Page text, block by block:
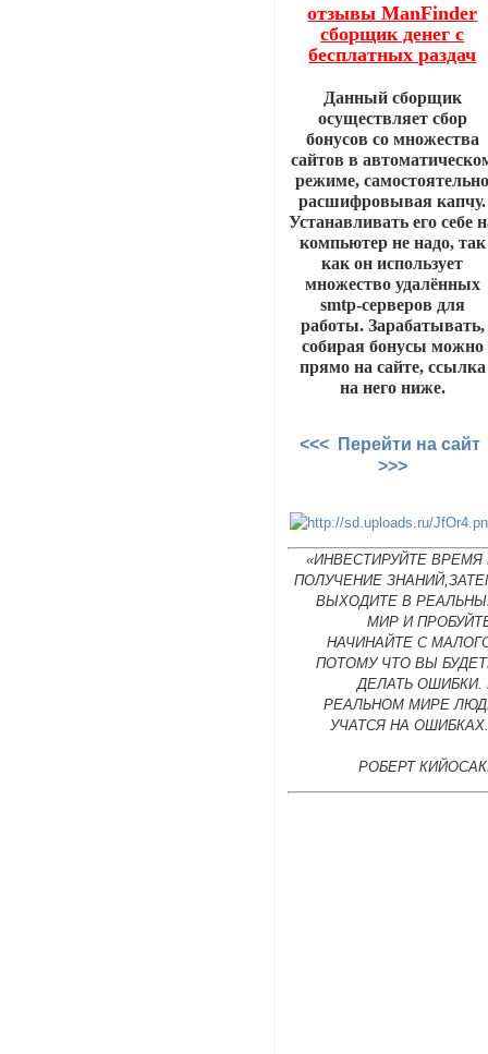
отзывы ManFinder
сборщик денег с
бесплатных раздач
Данный сборщик
осуществляет сбор
бонусов со множества
сайтов в
режиме,
расшифровывая капчу.
Устанавливать его себе
компьютер не надо, так
как он использует
множество удалённых
smtp-серверов для
работы. Зарабатывать,
собирая бонусы можно
прямо на сайте, ссылка
на него ниже.
<<< Перейти на сайт
>>>
«ИНВЕСТИРУЙТЕ ВРЕМЯ
ПОЛУЧЕНИЕ
ВЫХОДИТЕ В
МИР И
НАЧИНАЙТЕ С
ПОТОМУ ЧТО ВЫ
ДЕЛАТЬ ОШИБКИ.
РЕАЛЬНОМ МИРЕ
УЧАТСЯ НА
РОБЕРТ